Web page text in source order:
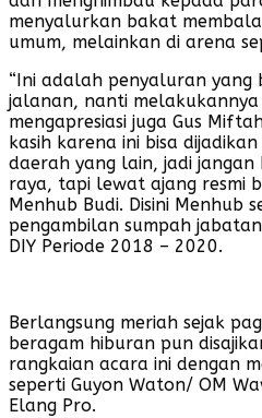
menyalurkan bakat
umum, melainkan di arena
“Ini adalah penyaluran yang
jalanan, nanti
mengapresiasi juga Gus
kasih karena ini bisa
daerah yang lain, jadi
raya, tapi lewat ajang resmi
Menhub Budi. Disini Menhub
pengambilan sumpah
DIY Periode 2018 – 2020.
Berlangsung meriah sejak
beragam hiburan pun
rangkaian acara ini dengan
seperti Guyon Waton/ OM
Elang Pro.